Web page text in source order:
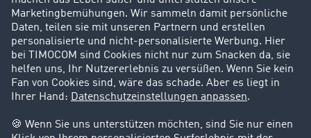
Karriere
Support
Kontakt
Rechtliches